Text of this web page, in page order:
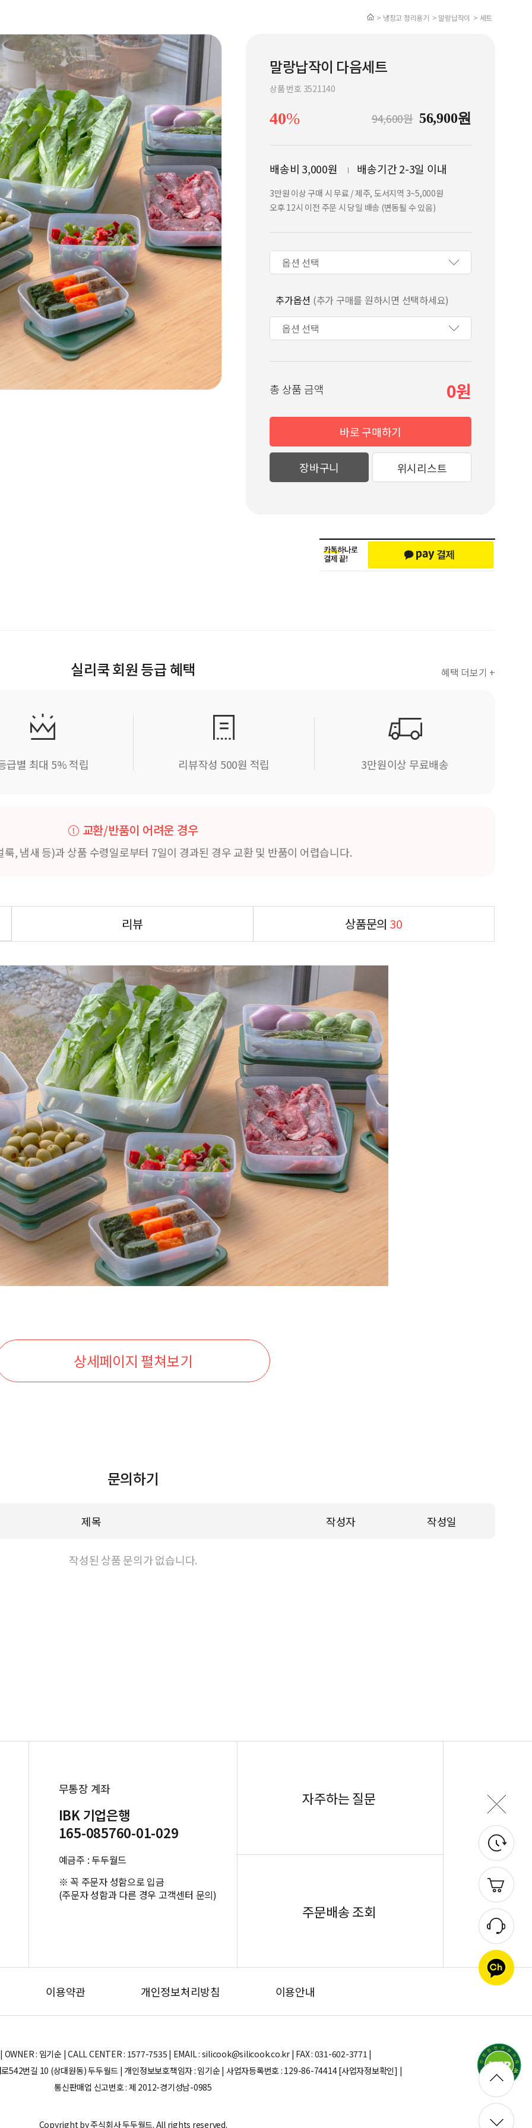
> 냉장고 정리용기 > 말랑납작이 > 세트
말랑납작이 다음세트
상품 번호 3521140
40% 94,600원 56,900원
배송비 3,000원 배송기간 2-3일 이내
3만원 이상 구매 시 무료 / 제주, 도서지역 3~5,000원
오후 12시 이전 주문 시 당일 배송 (변동될 수 있음)
추가옵션 (추가 구매를 원하시면 선택하세요)
총 상품 금액 0
바로 구매하기
장바구니 위시리스트
실리쿡 회원 등급 혜택 혜택 더보기 +
급별 최대 5% 적립 리뷰작성 500원 적립 3만원이상 무료배송
교환/반품이 어려운 경우
, 냄새 등)과 상품 수령일로부터 7일이 경과된 경우 교환 및 반품이 어렵습니다.
리뷰 상품문의 30
상세페이지 펼쳐보기
문의하기
제목 작성자 작성일
작성된 상품 문의가 없습니다.
무통장 계좌
IBK 기업은행
165-085760-01-029
예금주 : 두두월드
※ 꼭 주문자 성함으로 입금
(주문자 성함과 다른 경우 고객센터 문의)
자주하는 질문
주문배송 조회
이용약관 개인정보처리방침 이용안내
| OWNER : 임기순 | CALL CENTER : 1577-7535 | EMAIL : silicook@silicook.co.kr | FAX : 031-602-3771 |
542번길 10 (상대원동) 두두월드 | 개인정보보호책임자 : 임기순 | 사업자등록번호 : 129-86-74414[사업자정보확인] |
통신판매업 신고번호 : 제 2012-경기성남-0985
Copyright by 주식회사 두두월드. All rights reserved.